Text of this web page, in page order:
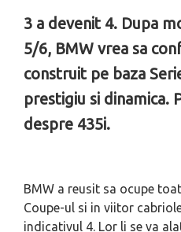
3 a devenit 4. Dupa
5/6, BMW vrea sa
construit pe baza
prestigiu si dinamica.
despre 435i.
BMW a reusit sa ocupe
Coupe-ul si in viitor
indicativul 4. Lor li se va